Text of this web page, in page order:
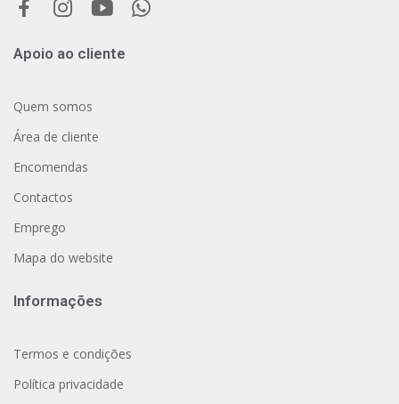
Apoio ao cliente
Quem somos
Área de cliente
Encomendas
Contactos
Emprego
Mapa do website
Informações
Termos e condições
Política privacidade